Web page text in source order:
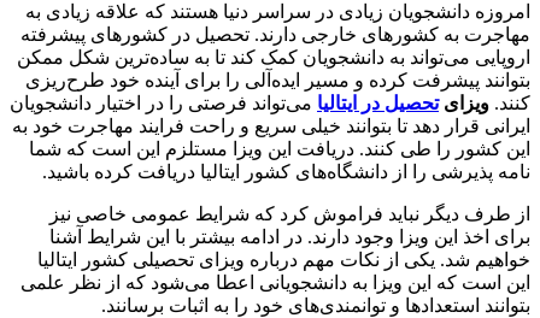
امروزه دانشجویان زیادی در سراسر دنیا هستند که علاقه زیادی به
مهاجرت به کشورهای خارجی دارند. تحصیل در کشورهای پیشرفته
اروپایی می‌تواند به دانشجویان کمک کند تا به ساده‌ترین شکل ممکن
بتوانند پیشرفت کرده و مسیر ایده‌آلی را برای آینده خود طرح‌ریزی
کنند. ویزایتحصیل در ایتالیا می‌تواند فرصتی را در اختیار دانشجویان
ایرانی قرار دهد تا بتوانند خیلی سریع و راحت فرایند مهاجرت خود به
این کشور را طی کنند. دریافت این ویزا مستلزم این است که شما
نامه پذیرشی را از دانشگاه‌های کشور ایتالیا دریافت کرده باشید.
از طرف دیگر نباید فراموش کرد که شرایط عمومی خاصی نیز
برای اخذ این ویزا وجود دارند. در ادامه بیشتر با این شرایط آشنا
خواهیم شد. یکی از نکات مهم درباره ویزای تحصیلی کشور ایتالیا
این است که این ویزا به دانشجویانی اعطا می‌شود که از نظر علمی
بتوانند استعدادها و توانمندی‌های خود را به اثبات برسانند.